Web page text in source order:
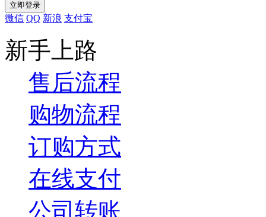
微信 QQ 新浪 支付宝
新手上路
售后流程
购物流程
订购方式
在线支付
公司转账